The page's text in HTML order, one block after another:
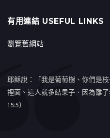
有用連結 USEFUL LINKS
瀏覽舊網站
耶穌說：「我是葡萄樹、你們是
裡面、這人就多結果子．因為離
15:5）